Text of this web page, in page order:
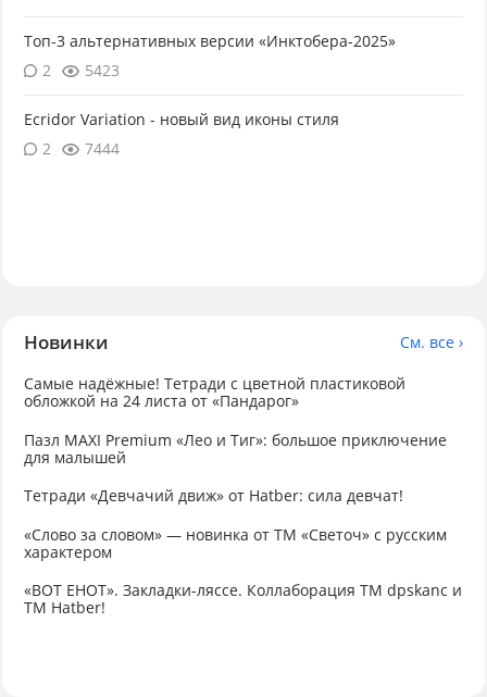
Топ-3 альтернативных версии «Инктобера-2025»
2
5423
Ecridor Variation - новый вид иконы стиля
2
7444
Новинки
См. все ›
Самые надёжные! Тетради с цветной пластиковой
обложкой на 24 листа от «Пандарог»
Пазл MAXI Premium «Лео и Тиг»: большое приключение
для малышей
Тетради «Девчачий движ» от Hatber: сила девчат!
«Слово за словом» — новинка от ТМ «Светоч» с русским
характером
«ВОТ ЕНОТ». Закладки-ляссе. Коллаборация TM dpskanc и
ТМ Hatber!